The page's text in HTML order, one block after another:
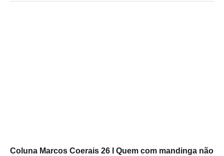
Coluna Marcos Coerais 26 I Quem com mandinga não